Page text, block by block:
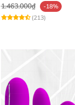
1.463.000₫
-18%
(213)